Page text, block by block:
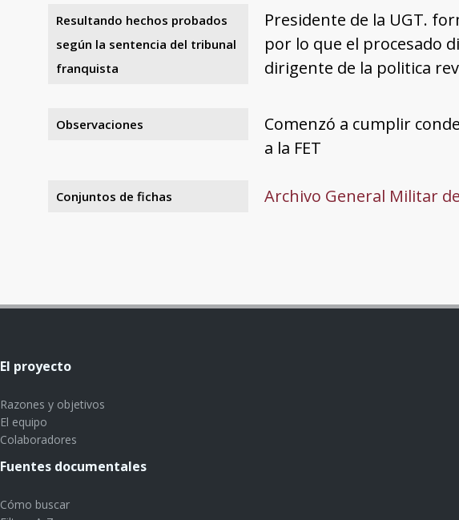
Resultando hechos probados
según la sentencia del tribunal
franquista
Presidente de la UGT.
por lo que el procesado
dirigente de la politica
Observaciones
Comenzó a cumplir
a la FET
Conjuntos de fichas Archivo General Militar
El proyecto
Razones y objetivos
El equipo
Colaboradores
Fuentes documentales
Cómo buscar